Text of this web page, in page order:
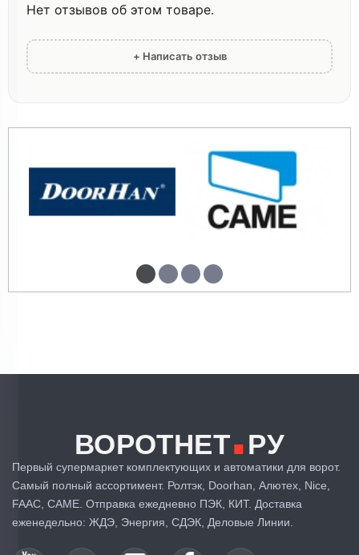
Нет отзывов об этом товаре.
+ Написать отзыв
ВОРОТНЕТ.РУ
Первый супермаркет комплектующих и автоматики для ворот.
Самый полный ассортимент. Ролтэк, Doorhan, Алютех, Nice,
FAAC, CAME. Отправка ежедневно ПЭК, КИТ. Доставка
еженедельно: ЖДЭ, Энергия, СДЭК, Деловые Линии.